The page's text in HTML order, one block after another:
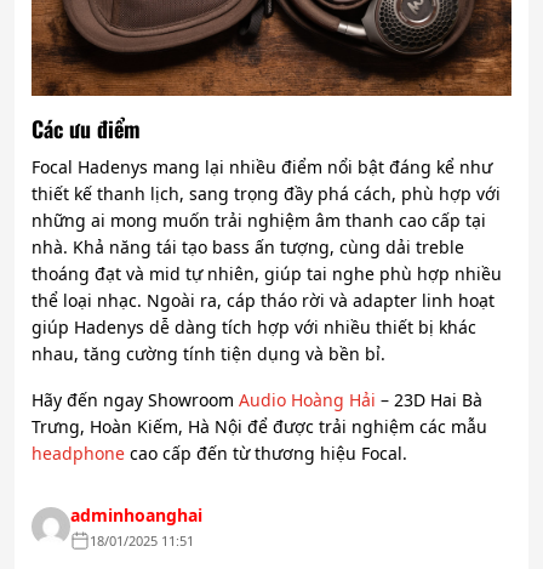
Các ưu điểm
Focal Hadenys mang lại nhiều điểm nổi bật đáng kể như
thiết kế thanh lịch, sang trọng đầy phá cách, phù hợp với
những ai mong muốn trải nghiệm âm thanh cao cấp tại
nhà. Khả năng tái tạo bass ấn tượng, cùng dải treble
thoáng đạt và mid tự nhiên, giúp tai nghe phù hợp nhiều
thể loại nhạc. Ngoài ra, cáp tháo rời và adapter linh hoạt
giúp Hadenys dễ dàng tích hợp với nhiều thiết bị khác
nhau, tăng cường tính tiện dụng và bền bỉ.
Hãy đến ngay Showroom Audio Hoàng Hải – 23D Hai Bà
Trưng, Hoàn Kiếm, Hà Nội để được trải nghiệm các mẫu
headphone cao cấp đến từ thương hiệu Focal.
adminhoanghai
18/01/2025 11:51